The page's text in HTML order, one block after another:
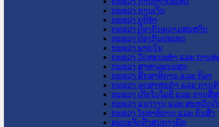
ກະຊວງ ການເງິນ
ກະຊວງ ຍຸຕິທໍາ
ກະຊວງ ປ້ອງກັນຄວາມສະຫງົບ
ກະຊວງ ປ້ອງກັນປະເທດ
ກະຊວງ ພາຍໃນ
ກະຊວງ ວັດທະນະທຳ ແລະ ການທ່
ກະຊວງ ສາທາລະນະສຸກ
ກະຊວງ ສຶກສາທິການ ແລະ ກິລາ
ກະຊວງ ອຸດສາຫະກຳ ແລະ ການຄ້
ກະຊວງ ເຕັກໂນໂລຊີ ແລະ ການສື່
ກະຊວງ ແຮງງານ ແລະ ສະຫວັດ
ກະຊວງ ໂຍທາທິການ ແລະ ຂົນສົ່ງ
ຄະນະຈັດຕັ້ງສູນກາງພັກ